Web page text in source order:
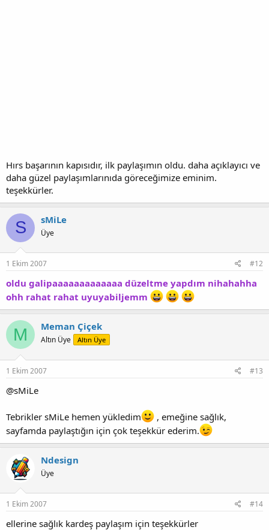
Hırs başarının kapısıdır, ilk paylaşımın oldu. daha açıklayıcı ve
daha güzel paylaşımlarınıda göreceğimize eminim.
teşekkürler.
S sMiLe
Üye
1 Ekim 2007 #12
oldu galipaaaaaaaaaaaaa düzeltme yapdım nihahahha
ohh rahat rahat uyuyabiljemm
M Meman Çiçek
Altın Üye Altın Üye
1 Ekim 2007 #13
@sMiLe
Tebrikler sMiLe hemen yükledim
, emeğine sağlık,
sayfamda paylaştığın için çok teşekkür ederim.
Ndesign
Üye
1 Ekim 2007 #14
ellerine sağlık kardeş paylaşım için teşekkürler